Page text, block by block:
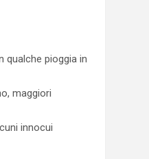
qualche pioggia in
maggiori
innocui